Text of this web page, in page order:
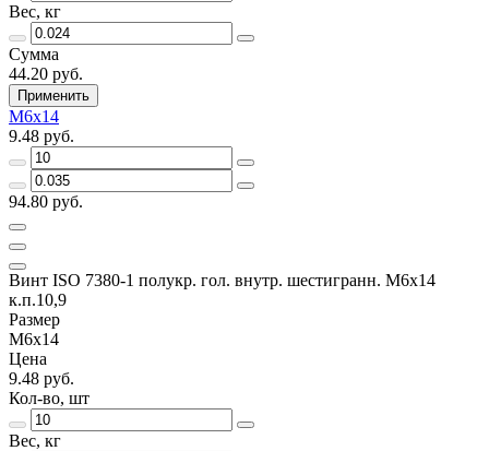
Вес, кг
Сумма
44.20 руб.
Применить
М6х14
9.48 руб.
94.80 руб.
Винт ISO 7380-1 полукр. гол. внутр. шестигранн. М6х14
к.п.10,9
Размер
М6х14
Цена
9.48 руб.
Кол-во, шт
Вес, кг